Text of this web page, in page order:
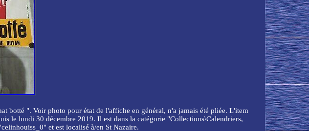
botté ". Voir photo pour état de l'affiche en général, n'a jamais été pliée. L'item
le lundi 30 décembre 2019. Il est dans la catégorie "Collections\Calendriers,
et est localisé à/en St Nazaire.